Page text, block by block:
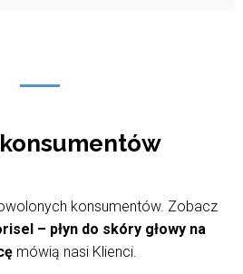
konsumentów. Zobacz
– płyn do skóry głowy na
mówią nasi Klienci.